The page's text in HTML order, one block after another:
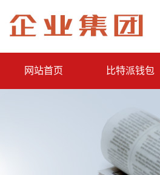
网站首页 比特派钱包